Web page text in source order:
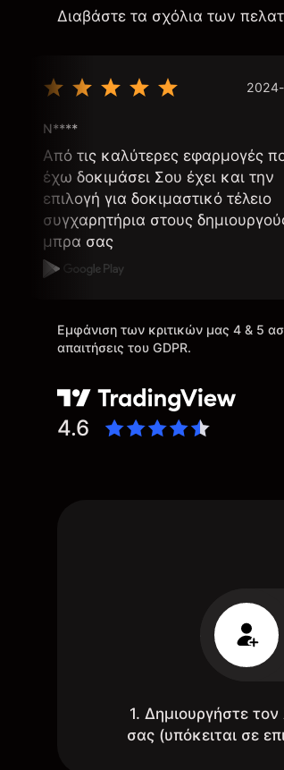
Διαβάστε τα σχόλια των
N****
Από τις καλύτερες εφαρμογές
έχω δοκιμάσει Σου έχει και την
επιλογή για δοκιμαστικό τέλειο
συγχαρητήρια στους
μπρα σας
Εμφάνιση των κριτικών μας 4 & 5
απαιτήσεις του GDPR.
4.6
1. Δημιουργήστε
σας (υπόκειται σε